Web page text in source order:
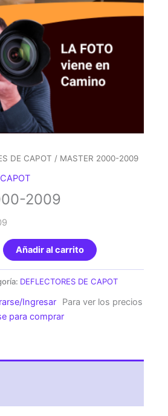
DE CAPOT / MASTER 2000-2009
2009
Añadir al carrito
DEFLECTORES DE CAPOT
Ingresar
Para ver los precios
para comprar